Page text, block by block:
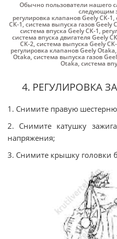
Обычно пользователи нашего
следующим
регулировка клапанов Geely CK-1,
CK-1,система выпуска газов Geely
система впуска Geely CK-1,
система впуска двигателя Geely
CK-2,система выпуска Geely
регулировка клапанов Geely Otaka,
Otaka,система выпуска газов
Otaka,система
4. РЕГУЛИРОВКА
1. Снимите правую
2. Снимите катушку
напряжения;
3. Снимите крышку головки